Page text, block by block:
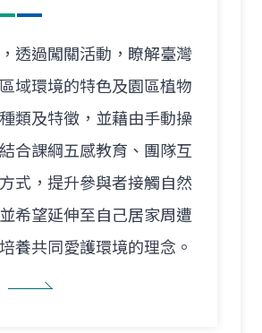
透過闖關活動，瞭解臺灣
域環境的特色及園區植物
類及特徵，並藉由手動操
合課綱五感教育、團隊互
式，提升參與者接觸自然
希望延伸至自己居家周遭
養共同愛護環境的理念。